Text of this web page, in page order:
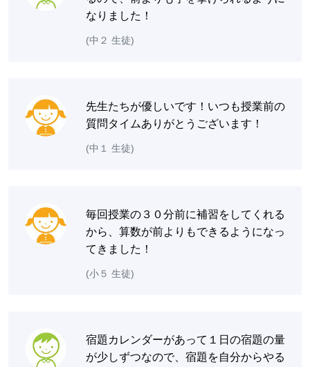
なりました！
(中２ 生徒)
先生たちが優しいです！いつも授業前の
質問タイムありがとうございます！
(中１ 生徒)
毎回授業の３０分前に補習をしてくれる
から、算数が前よりもできるようになっ
てきました！
(小５ 生徒)
宿題カレンダーがあって１日の宿題の量
が少しずつなので、宿題を自分からやる